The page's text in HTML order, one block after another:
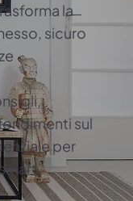
la
sicuro
sul
per